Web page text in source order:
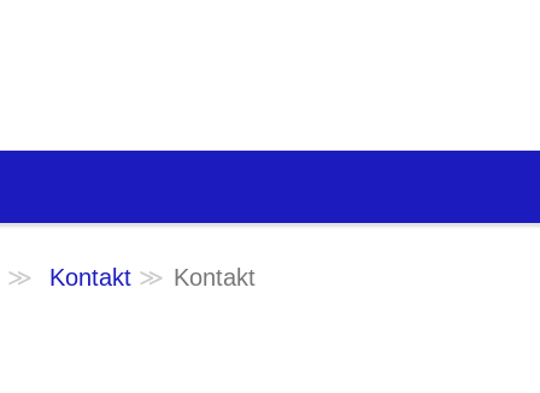
Kontakt Kontakt